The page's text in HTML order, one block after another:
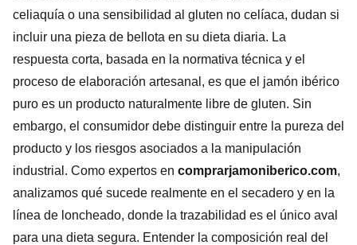
celiaquía o una sensibilidad al gluten no celíaca, dudan si
incluir una pieza de bellota en su dieta diaria. La
respuesta corta, basada en la normativa técnica y el
proceso de elaboración artesanal, es que el jamón ibérico
puro es un producto naturalmente libre de gluten. Sin
embargo, el consumidor debe distinguir entre la pureza del
producto y los riesgos asociados a la manipulación
industrial. Como expertos en comprarjamoniberico.com,
analizamos qué sucede realmente en el secadero y en la
línea de loncheado, donde la trazabilidad es el único aval
para una dieta segura. Entender la composición real del